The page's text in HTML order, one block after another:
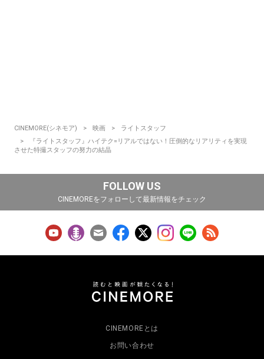
CINEMORE(シネモア) 映画
ライトスタッフ
『ライトスタッフ』ハイテク=リアルではない！圧倒的なリアリティを実現
させた特撮スタッフの努力の結晶
FOLLOW US
CINEMOREをフォローして最新情報をチェック
CINEMOREとは
お問い合わせ